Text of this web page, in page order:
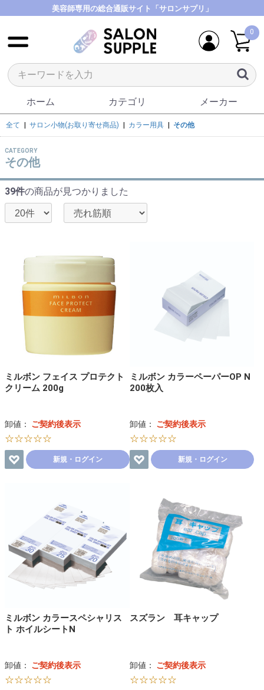
美容師専用の総合通販サイト「サロンサプリ」
0
ホーム カテゴリ メーカー
全て サロン小物(お取り寄せ商品) カラー用具 その他
CATEGORY
その他
39件の商品が見つかりました
ミルボン フェイス プロテクト
クリーム 200g
卸値： ご契約後表示
☆☆☆☆☆
新規・ログイン
ミルボン カラーペーパーOP N
200枚入
卸値： ご契約後表示
☆☆☆☆☆
新規・ログイン
ミルボン カラースペシャリス
ト ホイルシートN
卸値： ご契約後表示
☆☆☆☆☆
スズラン 耳キャップ
卸値： ご契約後表示
☆☆☆☆☆